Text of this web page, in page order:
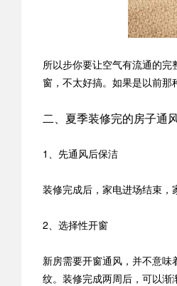
所以步你要让空气有流通的
窗，不太好搞。如果是以前那
二、夏季装修完的房子通
1、先通风后保洁
装修完成后，家电进场结束，
2、选择性开窗
新房需要开窗通风，并不意
纹。装修完成两周后，可以渐